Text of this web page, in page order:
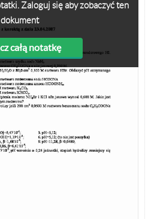
Zaloguj się aby zobaczyć ten
dokument
całą notatkę